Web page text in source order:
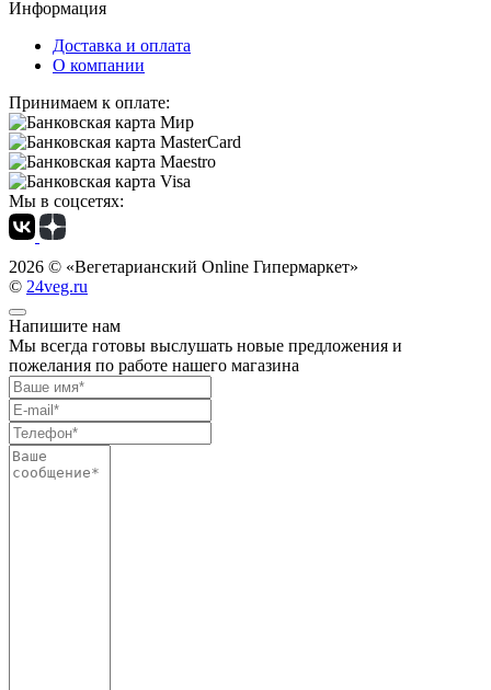
Информация
Доставка и оплата
О компании
Принимаем к оплате:
Мы в соцсетях:
2026 © «Вегетарианский Online Гипермаркет»
© 24veg.ru
Напишите нам
Мы всегда готовы выслушать новые предложения и
пожелания по работе нашего магазина